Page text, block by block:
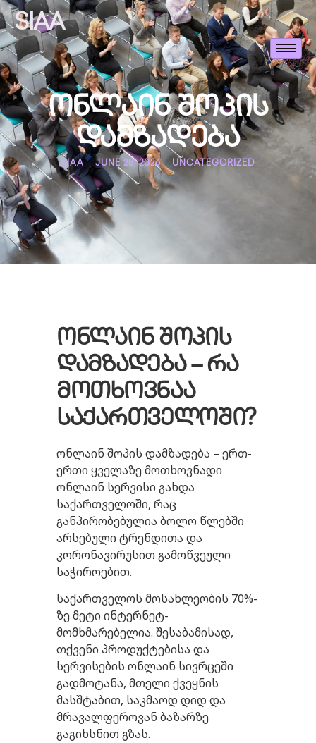
SIAA
ონლაინ შოპის
დამზადება
SIAA JUNE 28, 2026 UNCATEGORIZED
ონლაინ შოპის
დამზადება – რა
მოთხოვნაა
საქართველოში?
ონლაინ შოპის დამზადება – ერთ-
ერთი ყველაზე მოთხოვნადი
ონლაინ სერვისი გახდა
საქართველოში, რაც
განპირობებულია ბოლო წლებში
არსებული ტრენდითა და
კორონავირუსით გამოწვეული
საჭიროებით.
საქართველოს მოსახლეობის 70%-
ზე მეტი ინტერნეტ-
მომხმარებელია. შესაბამისად,
თქვენი პროდუქტებისა და
სერვისების ონლაინ სივრცეში
გადმოტანა, მთელი ქვეყნის
მასშტაბით, საკმაოდ დიდ და
მრავალფეროვან ბაზარზე
გაგიხსნით გზას.